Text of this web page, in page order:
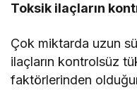
Toksik ilaçların
Çok miktarda uzun
ilaçların kontrolsüz
faktörlerinden